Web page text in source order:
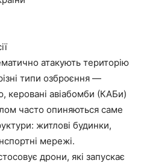
атакують територію
типи озброєння —
керовані авіабомби (КАБи)
часто опиняються саме
житлові будинки,
мережі.
дрони, які запускає